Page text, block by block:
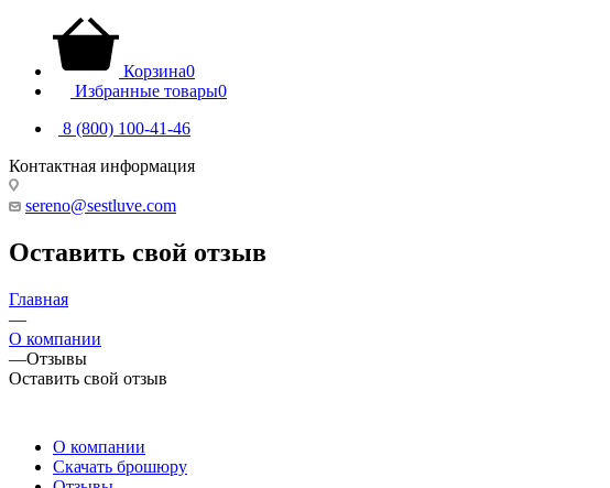
Корзина0
Избранные товары0
8 (800) 100-41-46
Контактная информация
sereno@sestluve.com
Оставить свой отзыв
Главная
—
О компании
—Отзывы
Оставить свой отзыв
О компании
Скачать брошюру